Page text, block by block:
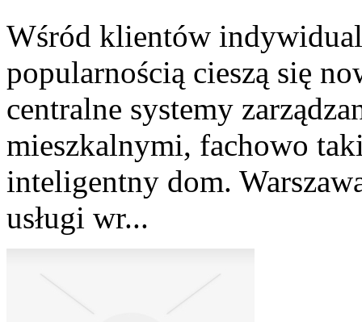
Wśród klientów
popularnością cieszą się
centralne systemy
mieszkalnymi, fachowo
inteligentny dom.
usługi wr...